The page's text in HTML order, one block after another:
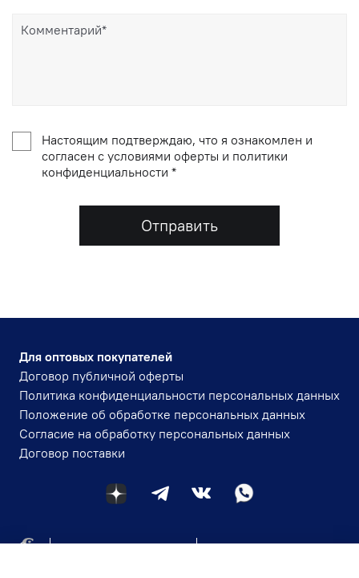
Настоящим подтверждаю, что я ознакомлен и
согласен с условиями оферты и политики
конфиденциальности *
Отправить
+7 (984) 143-30-84
igmavlad@yandex.ru
Для оптовых покупателей
Договор публичной оферты
Политика конфиденциальности персональных данных
Положение об обработке персональных данных
Согласие на обработку персональных данных
Договор поставки